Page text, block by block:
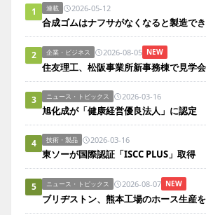
1 連載 2026-05-12
合成ゴムはナフサがなくなると製造で
2 企業・ビジネス 2026-08-05 NEW
住友理工、松阪事業所新事務棟で見学会
3 ニュース・トピックス 2026-03-16
旭化成が「健康経営優良法人」に認定
4 技術・製品 2026-03-16
東ソーが国際認証「ISCC PLUS」取得
5 ニュース・トピックス 2026-08-07 NEW
ブリヂストン、熊本工場のホース生産